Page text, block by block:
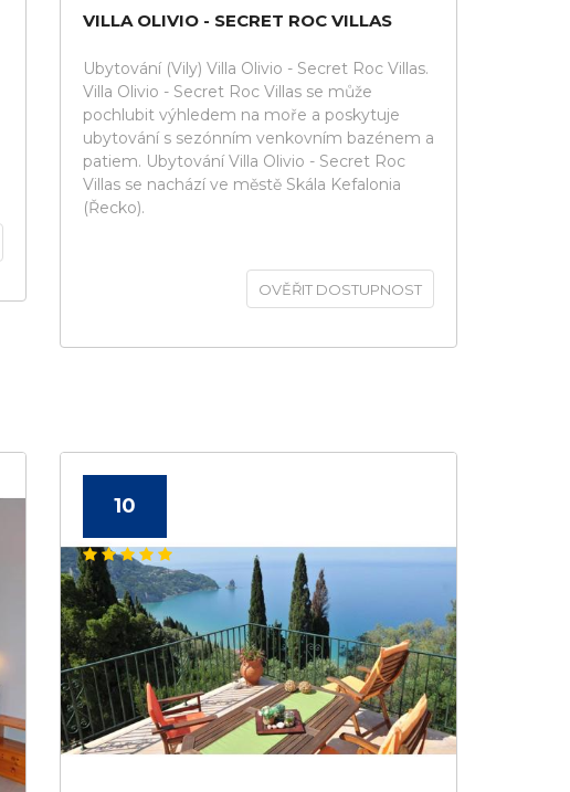
VILLA OLIVIO - SECRET ROC VILLAS
Ubytování (Vily) Villa Olivio - Secret Roc Villas.
Villa Olivio - Secret Roc Villas se může
pochlubit výhledem na moře a poskytuje
ubytování s sezónním venkovním bazénem a
patiem. Ubytování Villa Olivio - Secret Roc
Villas se nachází ve městě Skála Kefalonia
(Řecko).
OVĚŘIT DOSTUPNOST
10